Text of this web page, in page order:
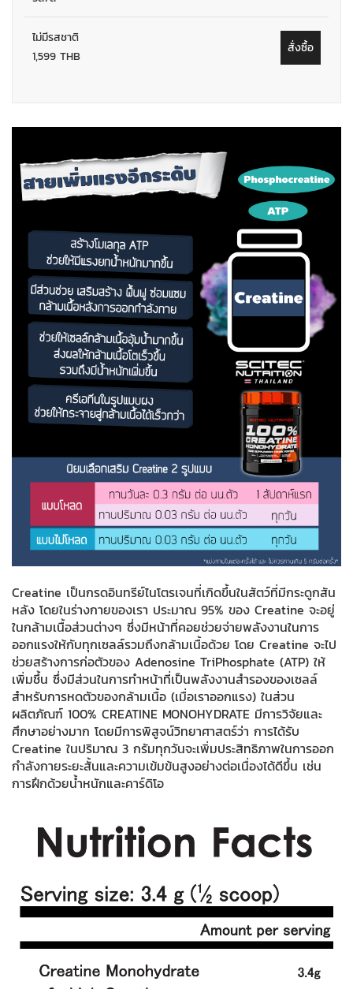
ไม่มีรสชาติ
1,599 THB
สั่งซื้อ
Creatine เป็นกรดอินทรีย์ไนโตรเจนที่เกิดขึ้นในสัตว์ที่มีกระดูกสัน
หลัง โดยในร่างกายของเรา ประมาณ 95% ของ Creatine จะอยู่
ในกล้ามเนื้อส่วนต่างๆ ซึ่งมีหน้าที่คอยช่วยจ่ายพลังงานในการ
ออกแรงให้กับทุกเซลล์รวมถึงกล้ามเนื้อด้วย โดย Creatine จะไป
ช่วยสร้างการก่อตัวของ Adenosine TriPhosphate (ATP) ให้
เพิ่มชึ้น ซึ่งมีส่วนในการทำหน้าที่เป็นพลังงานสำรองของเซลล์
สำหรับการหดตัวของกล้ามเนื้อ (เมื่อเราออกแรง) ในส่วน
ผลิตภัณฑ์ 100% CREATINE MONOHYDRATE มีการวิจัยและ
ศึกษาอย่างมาก โดยมีการพิสูจน์วิทยาศาสตร์ว่า การได้รับ
Creatine ในปริมาณ 3 กรัมทุกวันจะเพิ่มประสิทธิภาพในการออก
กำลังกายระยะสั้นและความเข้มข้นสูงอย่างต่อเนื่องได้ดีขึ้น เช่น
การฝึกด้วยน้ำหนักและคาร์ดิโอ